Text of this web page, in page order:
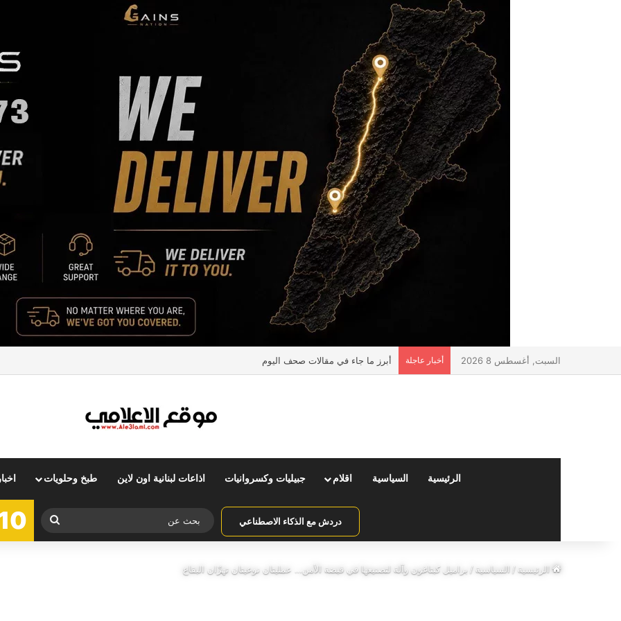
السبت, أغسطس 8 2026 أخبار عاجلة عمليات نشل في جبل لبنان… وهذه كانت النتيجة
الرئيسية السياسية اقلام جبيليات وكسروانيات اذاعات لبنانية اون لاين طبخ وحلويات
دردش مع الذكاء الاصطناعي
بحث
عن
الرئيسية/ السياسية/ براميل كبتاغون وآلة لتصنيعها في قبضة الأمن… عمليتان نوعيتان تهزّان البقاع